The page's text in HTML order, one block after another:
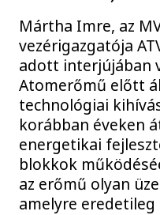
Mártha Imre, az
vezérigazgatója
adott interjújában
Atomerőmű előtt
technológiai
korábban éveken
energetikai
blokkok
az erőmű olyan
amelyre